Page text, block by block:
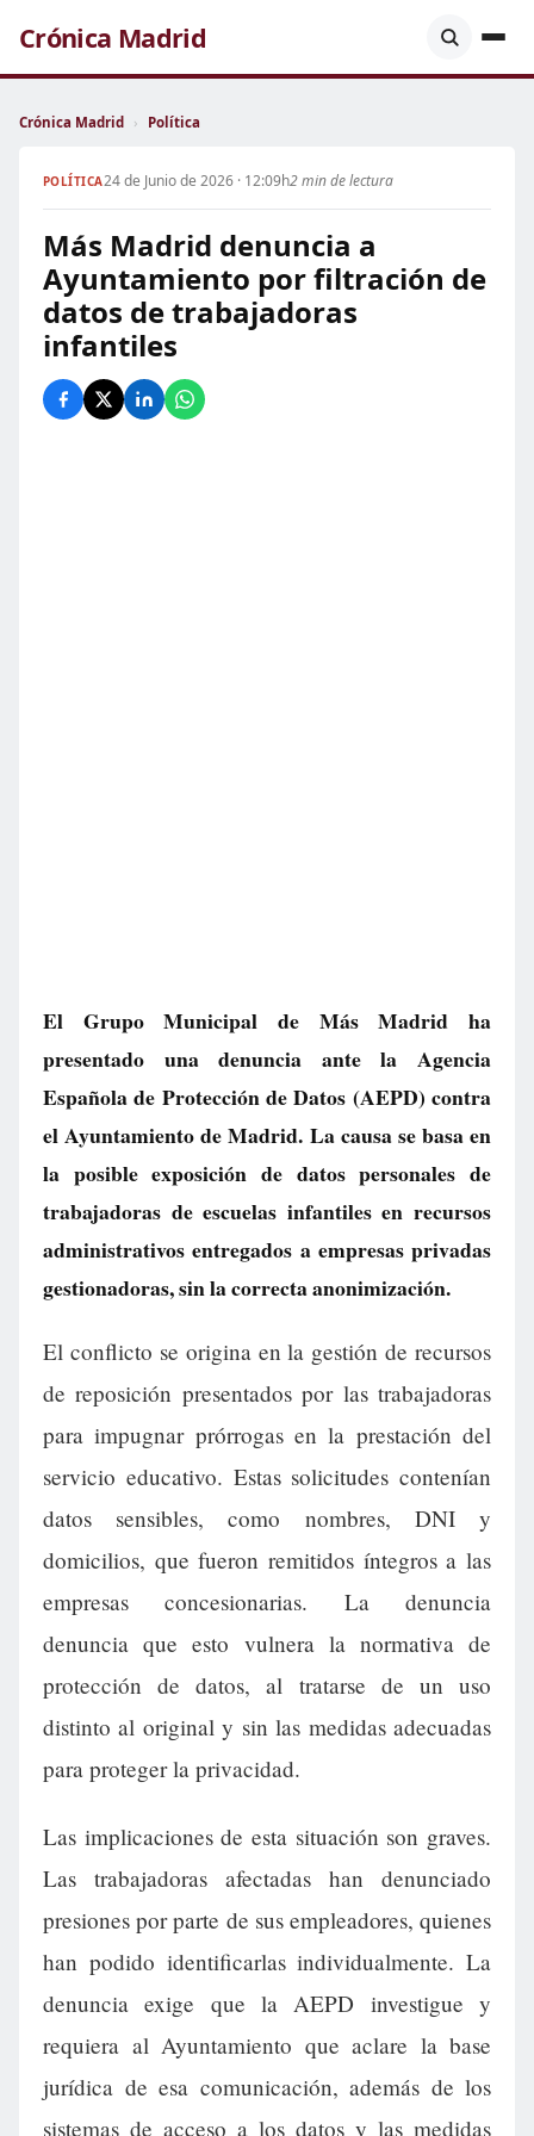
Crónica Madrid
Crónica Madrid › Política
POLÍTICA24 de Junio de 2026 · 12:09h2 min de lectura
Más Madrid denuncia a
Ayuntamiento por filtración de
datos de trabajadoras
infantiles
El Grupo Municipal de Más Madrid ha
presentado una denuncia ante la Agencia
Española de Protección de Datos (AEPD) contra
el Ayuntamiento de Madrid. La causa se basa en
la posible exposición de datos personales de
trabajadoras de escuelas infantiles en recursos
administrativos entregados a empresas privadas
gestionadoras, sin la correcta anonimización.
El conflicto se origina en la gestión de recursos
de reposición presentados por las trabajadoras
para impugnar prórrogas en la prestación del
servicio educativo. Estas solicitudes contenían
datos sensibles, como nombres, DNI y
domicilios, que fueron remitidos íntegros a las
empresas concesionarias. La denuncia
denuncia que esto vulnera la normativa de
protección de datos, al tratarse de un uso
distinto al original y sin las medidas adecuadas
para proteger la privacidad.
Las implicaciones de esta situación son graves.
Las trabajadoras afectadas han denunciado
presiones por parte de sus empleadores, quienes
han podido identificarlas individualmente. La
denuncia exige que la AEPD investigue y
requiera al Ayuntamiento que aclare la base
jurídica de esa comunicación, además de los
sistemas de acceso a los datos y las medidas